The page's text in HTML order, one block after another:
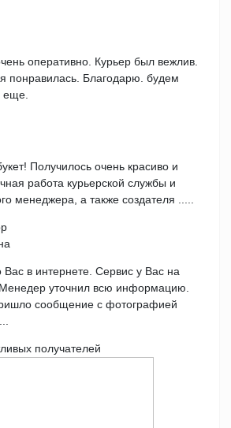
оперативно. Курьер был вежлив.
понравилась. Благодарю. будем
еще.
Получилось очень красиво и
работа курьерской службы и
менеджера, а также создателя .....
Вас в интернете. Сервис у Вас на
уточнил всю информацию.
сообщение с фотографией
получателей